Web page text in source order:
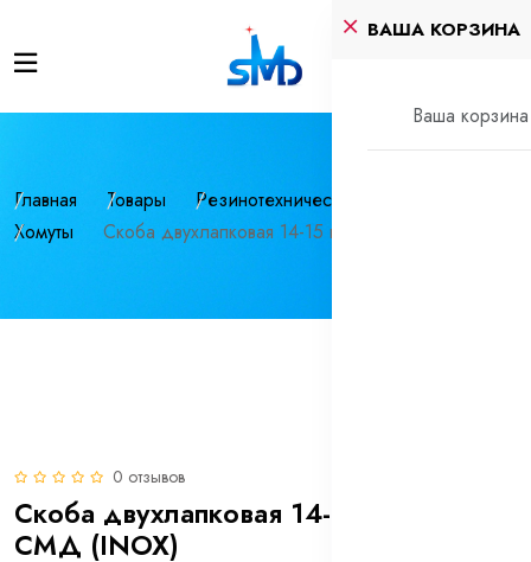
ВАША КОРЗИНА
Ваша корзина
Главная Товары
Резинотехнические изделия
Хомуты
Скоба двухлапковая 14-15 нерж СМД (INOX)
0 отзывов
Скоба двухлапковая 14-15 нерж
СМД (INOX)